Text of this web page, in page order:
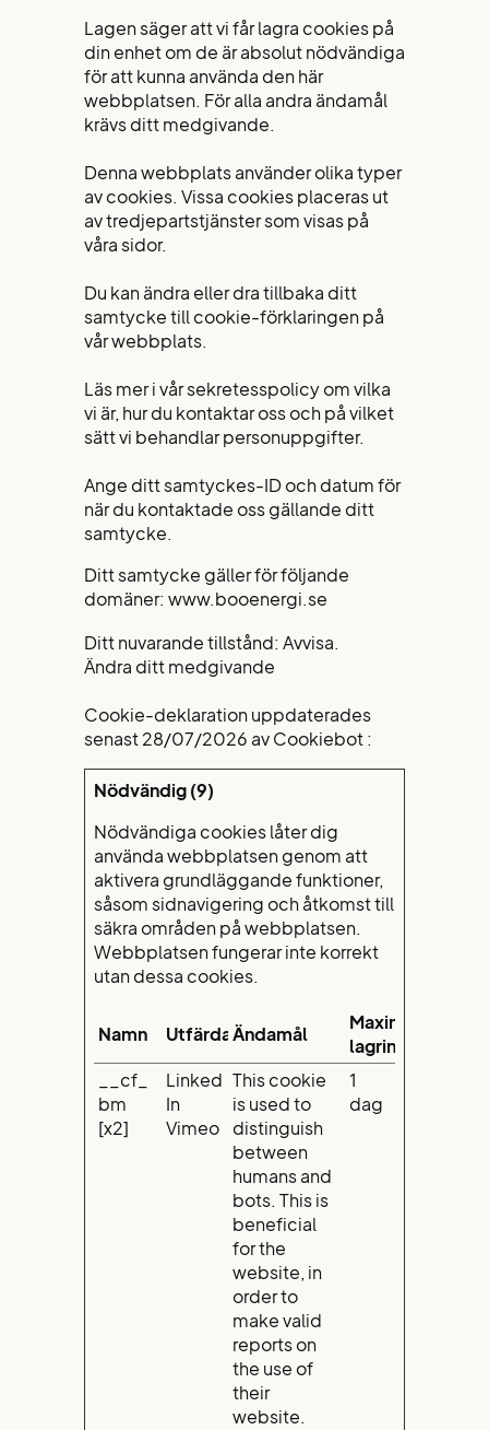
Lagen säger att vi får lagra cookies på
din enhet om de är absolut nödvändiga
för att kunna använda den här
webbplatsen. För alla andra ändamål
krävs ditt medgivande.
Denna webbplats använder olika typer
av cookies. Vissa cookies placeras ut
av tredjepartstjänster som visas på
våra sidor.
Du kan ändra eller dra tillbaka ditt
samtycke till cookie-förklaringen på
vår webbplats.
Läs mer i vår sekretesspolicy om vilka
vi är, hur du kontaktar oss och på vilket
sätt vi behandlar personuppgifter.
Ange ditt samtyckes-ID och datum för
när du kontaktade oss gällande ditt
samtycke.
Ditt samtycke gäller för följande
domäner: www.booenergi.se
Ditt nuvarande tillstånd: Avvisa.
Ändra ditt medgivande
Cookie-deklaration uppdaterades
senast 28/07/2026 av Cookiebot:
Nödvändig (9)
Nödvändiga cookies låter dig
använda webbplatsen genom att
aktivera grundläggande funktioner,
såsom sidnavigering och åtkomst till
säkra områden på webbplatsen.
Webbplatsen fungerar inte korrekt
utan dessa cookies.
Namn UtfärdareÄndamål
Maximal
lagringstid
__cf_
bm
[x2]
Linked
In
Vimeo
This cookie
is used to
distinguish
between
humans and
bots. This is
beneficial
for the
website, in
order to
make valid
reports on
the use of
their
website.
1
dag